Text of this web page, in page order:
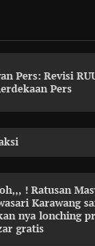
Pers: Revisi
Pers
! Ratusan
Karawang
nya lonching
gratis